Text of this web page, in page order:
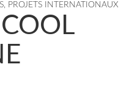
, PROJETS INTERNATIONAUX